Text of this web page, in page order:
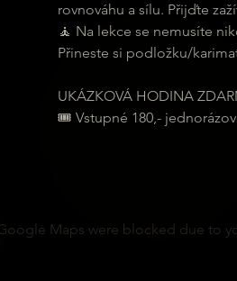
rovnováhu a sílu. Přijďte
🧘 Na lekce se nemusíte
Přineste si podložku/
UKÁZKOVÁ HODINA
🎟 Vstupné 180,-
Maps were blocked due to